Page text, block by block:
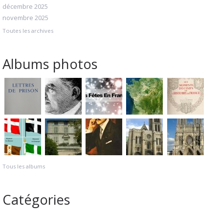
décembre 2025
novembre 2025
Toutes les archives
Albums photos
Tous les albums
Catégories